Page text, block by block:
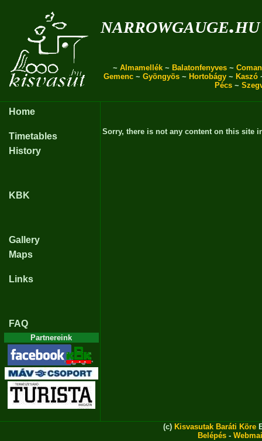
narrowgauge.hu
~ Almamellék ~ Balatonfenyves ~
Gemenc ~ Gyöngyös ~ Hortobágy ~ Kaszó
Pécs ~
Home
Timetables
History
KBK
Gallery
Maps
Links
FAQ
Partnereink
Sorry, there is not any content on this site
(c) Kisvasutak Baráti Köre
Belépés -